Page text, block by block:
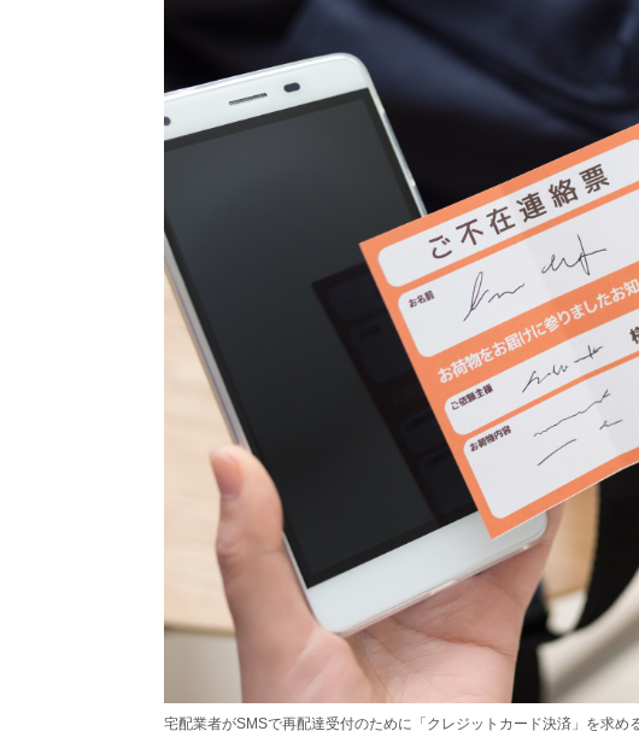
宅配業者がSMSで再配達受付のために「クレジットカード決済」を求め